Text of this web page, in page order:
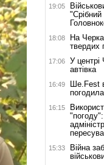
19:05
"Срібний
18:08
На
твердих
17:06
У центрі
автівка
16:49
Ше.Fest
16:15
15:33
Війна